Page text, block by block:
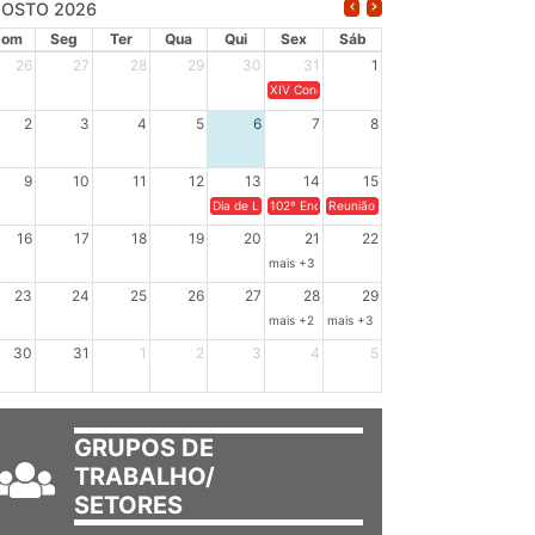
2026
Seg Ter Qua Qui Sex
Sáb
26
27 28 29 30 31 1
XIV Congresso Brasileiro de
2 3 4 5 6 7 8
9 10 11 12 13 14 15
Dia de Luta em Defesa de Cuba e da Soberania dos
102º Encontro da Regional Leste, “Em terra
Reunião GTPE.
16 17 18 19 20 21 22
mais +3
23 24 25 26 27 28 29
mais +2 mais +3
30 31 1 2 3 4 5
GRUPOS DE
TRABALHO/
SETORES